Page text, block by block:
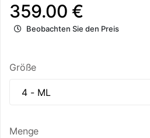
359.00 €
Beobachten Sie den Preis
Größe
Menge